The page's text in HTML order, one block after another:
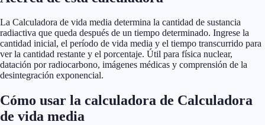
La Calculadora de vida media determina la cantidad de sustancia
radiactiva que queda después de un tiempo determinado. Ingrese la
cantidad inicial, el período de vida media y el tiempo transcurrido para
ver la cantidad restante y el porcentaje. Útil para física nuclear,
datación por radiocarbono, imágenes médicas y comprensión de la
desintegración exponencial.
Cómo usar la calculadora de Calculadora
de vida media